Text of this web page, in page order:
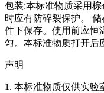
包装:本标准物质采用
时应有防碎裂保护。
件下保存。使用前应恒
匀。本标准物质打开后
声明
1. 本标准物质仅供实验